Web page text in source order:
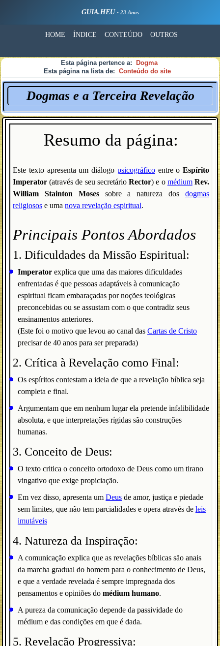
GUIA.HEU - 23 Anos
HOME ÍNDICE CONTEÚDO OUTROS
Esta página pertence a:
Dogma
Esta página na lista de: Conteúdo do site
Dogmas e a Terceira Revelação
Resumo da página:
Este texto apresenta um diálogo psicográficoentre o Espírito
Imperator (através de seu secretárioRector) e o médium Rev.
William Stainton Mosessobre a natureza dosdogmas
religiosos e uma nova revelação espiritual.
Principais Pontos Abordados
1. Dificuldades da Missão Espiritual:
Imperator explica que uma das maiores dificuldades
enfrentadas é que pessoas adaptáveis à comunicação
espiritual ficam embaraçadas por noções teológicas
preconcebidas ou se assustam com o que contradiz seus
ensinamentos anteriores.
(Este foi o motivo que levou ao canal das Cartas de Cristo
precisar de 40 anos para ser preparada)
2. Crítica à Revelação como Final:
Os espíritos contestam a ideia de que a revelação bíblica seja
completa e final.
Argumentam que em nenhum lugar ela pretende infalibilidade
absoluta, e que interpretações rígidas são construções
humanas.
3. Conceito de Deus:
O texto critica o conceito ortodoxo de Deus como um tirano
vingativo que exige propiciação.
Em vez disso, apresenta um Deus de amor, justiça e piedade
sem limites, que não tem parcialidades e opera através de leis
imutáveis
4. Natureza da Inspiração:
A comunicação explica que as revelações bíblicas são anais
da marcha gradual do homem para o conhecimento de Deus,
e que a verdade revelada é sempre impregnada dos
pensamentos e opiniões do médium humano.
A pureza da comunicação depende da passividade do
médium e das condições em que é dada.
5. Revelação Progressiva: